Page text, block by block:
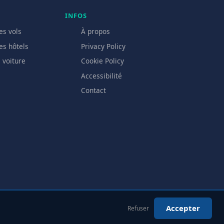
vols
hôtels
voiture
INFOS
À propos
Privacy Policy
Cookie Policy
Accessibilité
Contact
Refuser Accepter